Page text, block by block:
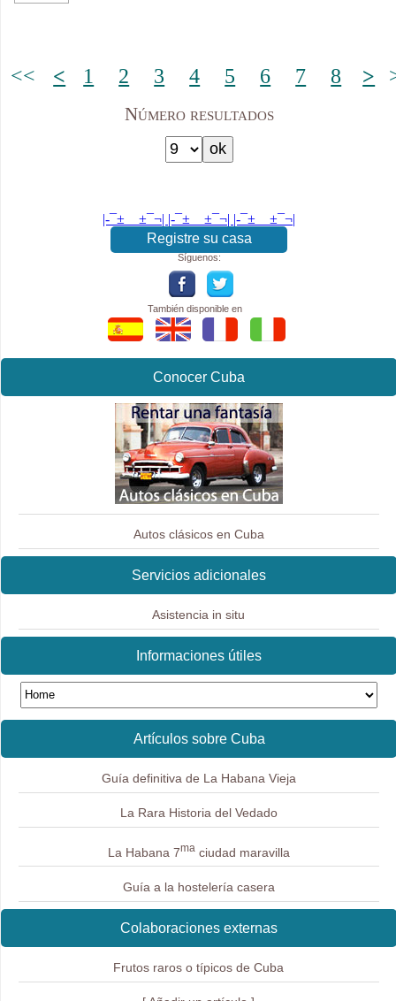
<< < 1 2 3 4 5 6 7 8 >
Número resultados
|-¯±­__­±¯¬| |-¯±­__­±¯¬| |-¯±­__­±¯¬|
Registre su casa
Síguenos:
También disponible en
Conocer Cuba
Autos clásicos en Cuba
Servicios adicionales
Asistencia in situ
Informaciones útiles
Artículos sobre Cuba
Guía definitiva de La Habana Vieja
La Rara Historia del Vedado
La Habana 7maciudad maravilla
Guía a la hostelería casera
Colaboraciones externas
Frutos raros o típicos de Cuba